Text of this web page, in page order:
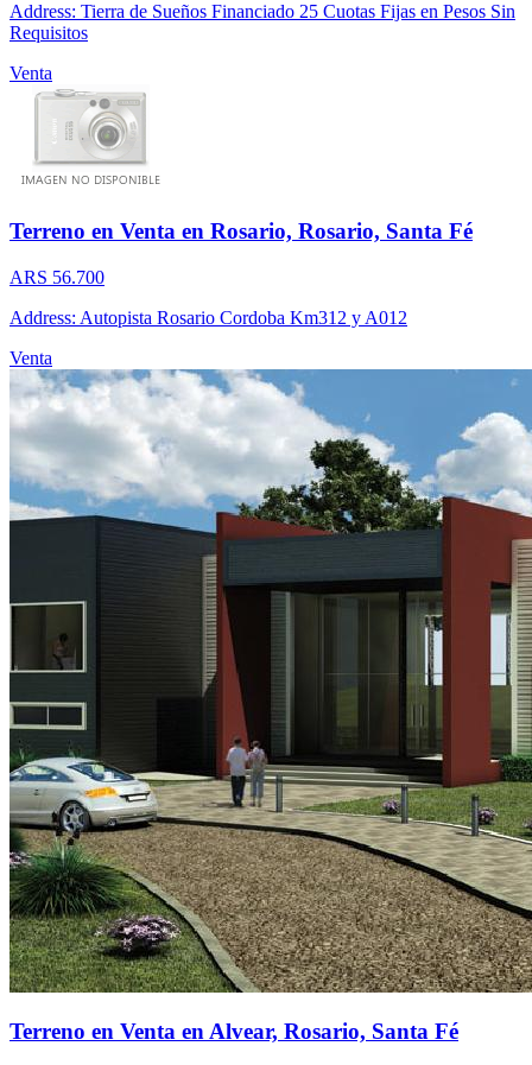
Address: Tierra de Sueños Financiado 25 Cuotas Fijas en Pesos Sin
Requisitos
Venta
Terreno en Venta en Rosario, Rosario, Santa Fé
ARS 56.700
Address: Autopista Rosario Cordoba Km312 y A012
Venta
Terreno en Venta en Alvear, Rosario, Santa Fé